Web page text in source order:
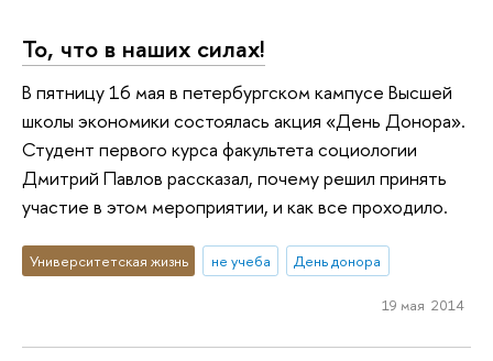
То, что в наших силах!
В пятницу 16 мая в петербургском кампусе Высшей
школы экономики состоялась акция «День Донора».
Студент первого курса факультета социологии
Дмитрий Павлов рассказал, почему решил принять
участие в этом мероприятии, и как все проходило.
Университетская жизнь не учеба День донора
19 мая 2014